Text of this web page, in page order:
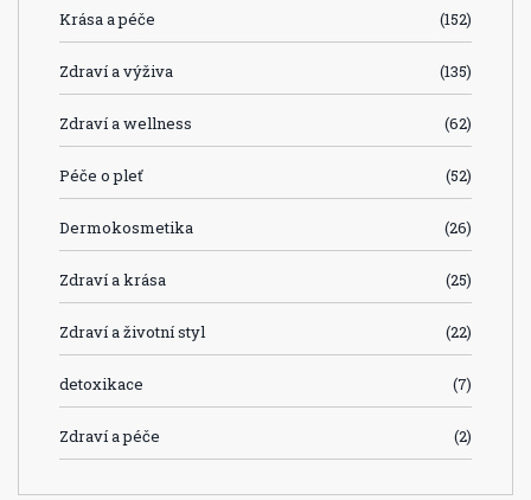
Krása a péče (152)
Zdraví a výživa (135)
Zdraví a wellness (62)
Péče o pleť (52)
Dermokosmetika (26)
Zdraví a krása (25)
Zdraví a životní styl (22)
detoxikace (7)
Zdraví a péče (2)